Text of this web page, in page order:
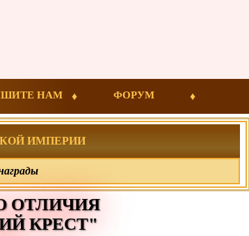
НАМ ФОРУМ
ИМПЕРИИ
ОТЛИЧИЯ
КРЕСТ"